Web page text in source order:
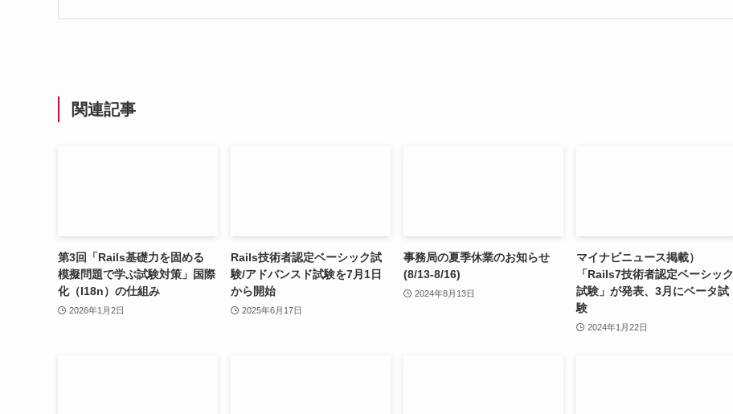
関連記事
第3回「Rails基礎力を固める
模擬問題で学ぶ試験対策」国際
化（I18n）の仕組み
2026年1月2日
Rails技術者認定ベーシック試
験/アドバンスド試験を7月1日
から開始
2025年6月17日
事務局の夏季休業のお知らせ
(8/13-8/16)
2024年8月13日
マイナビニュース掲載）
「Rails7技術者認定ベーシック
試験」が発表、3月にベータ試
験
2024年1月22日